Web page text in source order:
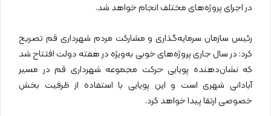
در اجرای پروژه‌های مختلف انجام خواهد شد.
رئیس سازمان سرمایه‌گذاری و مشارکت مردم شهرداری قم تصریح
کرد: در سال جاری پروژه‌های خوبی به‌ویژه در هفته دولت افتتاح شد
که نشان‌دهنده پویایی حرکت مجموعه شهرداری قم در مسیر
آبادانی شهری است و این پویایی با استفاده از ظرفیت بخش
خصوصی ارتقا پیدا خواهد کرد.